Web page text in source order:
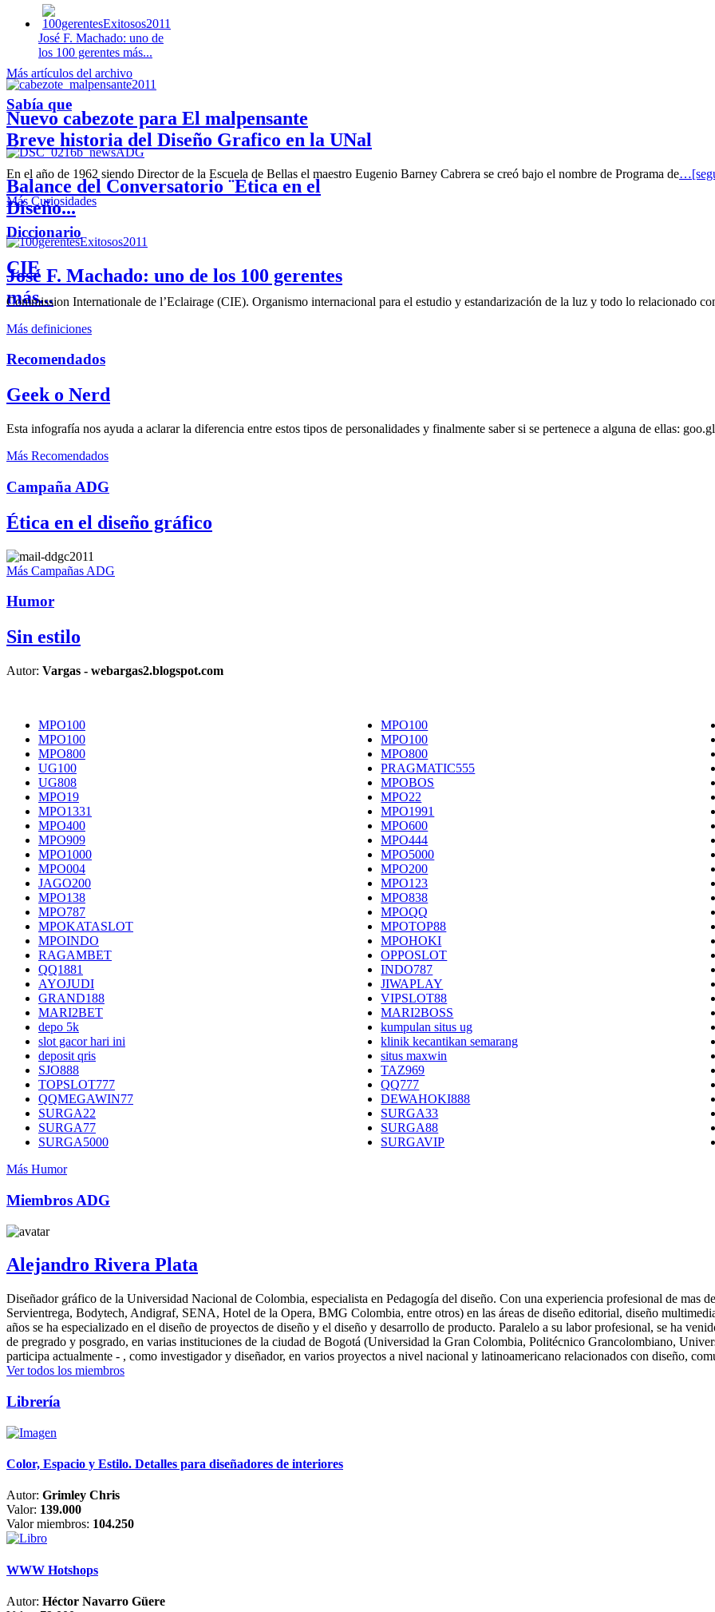
José F. Machado: uno de
los 100 gerentes más...
Nuevo cabezote para El malpensante
Balance del Conversatorio ¨Etica en el
Diseño...
José F. Machado: uno de los 100 gerentes
más...
Más artículos del archivo
Sabía que
Breve historia del Diseño Grafico en la UNal
En el año de 1962 siendo Director de la Escuela de Bellas el maestro Eugenio Barney Cabrera se creó bajo el nombre de Programa de
Más Curiosidades
Diccionario
CIE
Commission Internationale de l’Eclairage (CIE). Organismo internacional para el estudio y estandarización de la luz y todo lo relacionado
Más definiciones
Recomendados
Geek o Nerd
Esta infografía nos ayuda a aclarar la diferencia entre estos tipos de personalidades y finalmente saber si se pertenece a alguna de ellas:
Más Recomendados
Campaña ADG
Ética en el diseño gráfico
Más Campañas ADG
Humor
Sin estilo
Autor: Vargas - webargas2.blogspot.com
MPO100 MPO100
MPO100
MPO100
MPO800
MPO800
UG100
PRAGMATIC555
UG808
MPOBOS
MPO19
MPO22
MPO1331
MPO1991
MPO400
MPO600
MPO909
MPO444
MPO1000
MPO5000
MPO004
MPO200
JAGO200
MPO123
MPO138
MPO838
MPO787
MPOQQ
MPOKATASLOT
MPOTOP88
MPOINDO
MPOHOKI
RAGAMBET
OPPOSLOT
QQ1881
INDO787
AYOJUDI
JIWAPLAY
GRAND188
VIPSLOT88
MARI2BET
MARI2BOSS
depo 5k
kumpulan situs ug
slot gacor hari ini
klinik kecantikan semarang
deposit qris
situs maxwin
SJO888
TAZ969
TOPSLOT777
QQ777
QQMEGAWIN77
DEWAHOKI888
SURGA22
SURGA33
SURGA77
SURGA88
SURGA5000
SURGAVIP
Más Humor
Miembros ADG
Alejandro Rivera Plata
Diseñador gráfico de la Universidad Nacional de Colombia, especialista en Pedagogía del diseño. Con una experiencia profesional de mas
Servientrega, Bodytech, Andigraf, SENA, Hotel de la Opera, BMG Colombia, entre otros) en las áreas de diseño editorial, diseño
años se ha especializado en el diseño de proyectos de diseño y el diseño y desarrollo de producto. Paralelo a su labor profesional, se ha
de pregrado y posgrado, en varias instituciones de la ciudad de Bogotá (Universidad la Gran Colombia, Politécnico Grancolombiano,
participa actualmente - , como investigador y diseñador, en varios proyectos a nivel nacional y latinoamericano relacionados con diseño,
Ver todos los miembros
Librería
Color, Espacio y Estilo. Detalles para diseñadores de interiores
Autor: Grimley Chris
Valor: 139.000
Valor miembros: 104.250
WWW Hotshops
Autor: Héctor Navarro Güere